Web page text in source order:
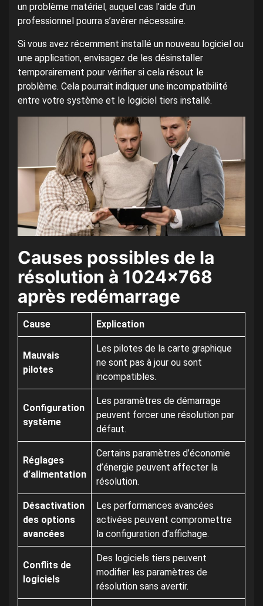
un problème matériel, auquel cas l’aide d’un
professionnel pourra s’avérer nécessaire.
Si vous avez récemment installé un nouveau logiciel ou
une application, envisagez de les désinstaller
temporairement pour vérifier si cela résout le
problème. Cela pourrait indiquer une incompatibilité
entre votre système et le logiciel tiers installé.
Causes possibles de la
résolution à 1024×768
après redémarrage
Cause Explication
Mauvais
pilotes
Les pilotes de la carte graphique
ne sont pas à jour ou sont
incompatibles.
Configuration
système
Les paramètres de démarrage
peuvent forcer une résolution par
défaut.
Réglages
d’alimentation
Certains paramètres d’économie
d’énergie peuvent affecter la
résolution.
Désactivation
des options
avancées
Les performances avancées
activées peuvent compromettre
la configuration d’affichage.
Conflits de
logiciels
Des logiciels tiers peuvent
modifier les paramètres de
résolution sans avertir.